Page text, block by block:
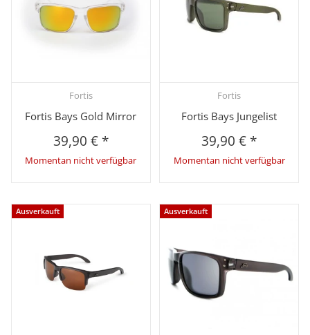
Fortis
Fortis Bays Gold Mirror
39,90 € *
Momentan nicht verfügbar
Fortis
Fortis Bays Jungelist
39,90 € *
Momentan nicht verfügbar
Ausverkauft Ausverkauft